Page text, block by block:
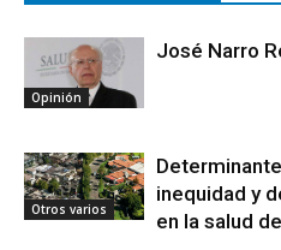
Opinión
José Narro
Otros varios
inequidad y
en la salud